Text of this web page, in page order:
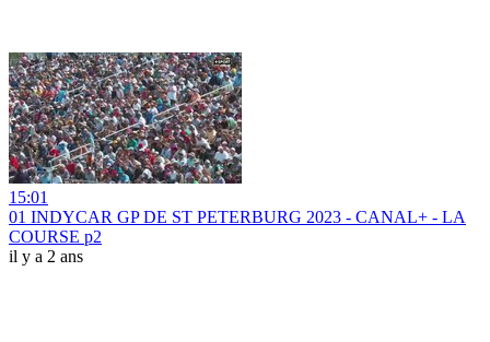
15:01
01 INDYCAR GP DE ST PETERBURG 2023 - CANAL+ - LA
COURSE p2
il y a 2 ans